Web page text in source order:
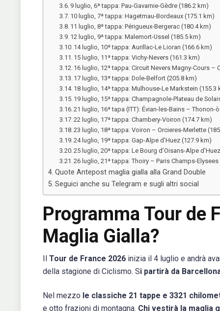
9 luglio, 6ª tappa: Pau-Gavarnie-Gèdre (186.2 km)
10 luglio, 7ª tappa: Hagetmau-Bordeaux (175.1 km)
11 luglio, 8ª tappa: Périgueux-Bergerac (180.4 km)
12 luglio, 9ª tappa: Malemort-Ussel (185.5 km)
14 luglio, 10ª tappa: Aurillac-Le Lioran (166.6 km)
15 luglio, 11ª tappa: Vichy-Nevers (161.3 km)
16 luglio, 12ª tappa: Circuit Nevers Magny-Cours –
17 luglio, 13ª tappa: Dole-Belfort (205.8 km)
18 luglio, 14ª tappa: Mulhouse-Le Markstein (155.3
19 luglio, 15ª tappa: Champagnole-Plateau de
21 luglio, 16ª tapa (ITT): Évian-les-Bains – Thonon-
22 luglio, 17ª tappa: Chambery-Voiron (174.7 km)
23 luglio, 18ª tappa: Voiron – Orcieres-Merlette
24 luglio, 19ª tappa: Gap-Alpe d’Huez (127.9 km)
25 luglio, 20ª tappa: Le Bourg d’Oisans-Alpe
26 luglio, 21ª tappa: Thoiry – Paris Champs-
Quote Antepost maglia gialla alla Grand Double
Seguici anche su Telegram e sugli altri social
Programma Tour de
Maglia Gialla?
Tour de France 2026 inizia il 4 luglio e andrà
della stagione di Ciclismo. Si partirà da
Nel mezzo le classiche 21 tappe e 3321
e otto frazioni di montagna. Chi vestirà la maglia